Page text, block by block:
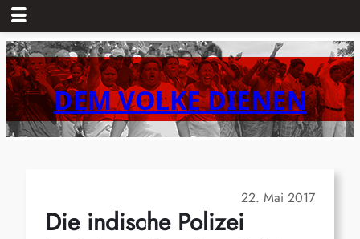
Zum
Inhalt
springenDEM VOLKE DIENEN
22. Mai 2017
Die indische Polizei